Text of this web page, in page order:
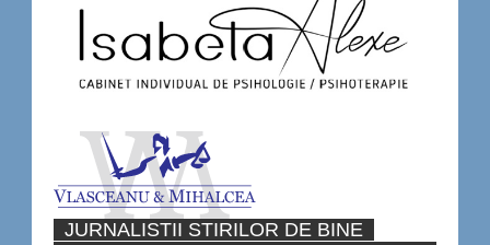
JURNALISTII STIRILOR DE BINE